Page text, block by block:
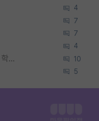
4
7
7
4
우리나라도 학구 열풍보면 Higher Doctorate 학위가 필요하다고 봅니다. 10
5